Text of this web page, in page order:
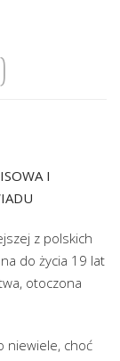
I
z polskich
do życia 19 lat
otoczona
niewiele, choć